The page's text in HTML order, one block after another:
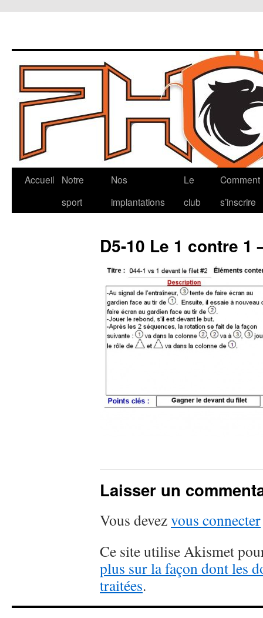
Aller
Accueil
Notre
sport
Nos
implantations
Le
club
Comment
s’inscrire
D5-10 Le 1 contre 1
Laisser un
Vous devezvous connecter
Ce site utilise Akismet
plus sur la façon dont les
traitées.